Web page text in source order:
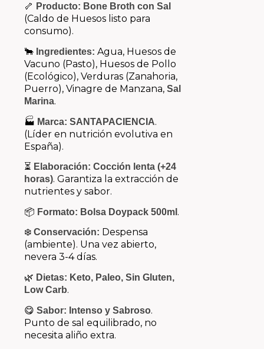
🦴 Producto: Bone Broth con Sal
(Caldo de Huesos listo para
consumo).
🐂 Ingredientes: Agua, Huesos de
Vacuno (Pasto), Huesos de Pollo
(Ecológico), Verduras (Zanahoria,
Puerro), Vinagre de Manzana, Sal
Marina.
🏭 Marca: SANTAPACIENCIA.
(Líder en nutrición evolutiva en
España).
⏳ Elaboración: Cocción lenta (+24
horas). Garantiza la extracción de
nutrientes y sabor.
📦 Formato: Bolsa Doypack 500ml .
❄️ Conservación: Despensa
(ambiente). Una vez abierto,
nevera 3-4 días.
🌿 Dietas: Keto, Paleo, Sin Gluten,
Low Carb.
😋 Sabor: Intenso y Sabroso.
Punto de sal equilibrado, no
necesita aliño extra.